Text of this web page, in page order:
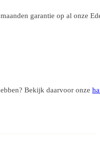
garantie op al onze
Bekijk daarvoor onze